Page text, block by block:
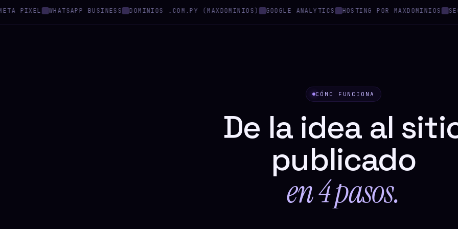
PIXEL WHATSAPP BUSINESS DOMINIOS .COM.PY (MAXDOMINIOS) GOOGLE ANALYTICS HOSTING POR MAXDOMINIOS SEO
CÓMO FUNCIONA
De la idea al
publicado
en 4 pasos.